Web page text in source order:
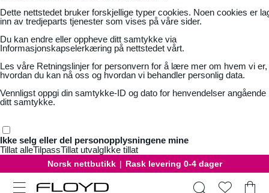
Dette nettstedet bruker forskjellige typer cookies. Noen cookies er
inn av tredjeparts tjenester som vises på våre sider.
Du kan endre eller oppheve ditt samtykke via
Informasjonskapselerkæring på nettstedet vårt.
Les våre Retningslinjer for personvern for å lære mer om hvem vi er,
hvordan du kan nå oss og hvordan vi behandler personlig data.
Vennligst oppgi din samtykke-ID og dato for henvendelser angående
ditt samtykke.
Ikke selg eller del personopplysningene mine
Tillat alleTilpassTillat utvalgIkke tillat
Norsk nettbutikk | Rask levering 0-4 dager